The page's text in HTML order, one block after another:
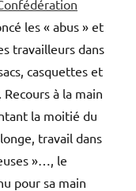
les « abus » et
travailleurs dans
casquettes et
à la main
la moitié du
travail dans
»…, le
pour sa main